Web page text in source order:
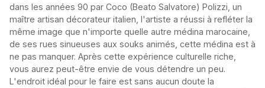
dans les années 90 par Coco (Beato Salvatore) Polizzi, un
maître artisan décorateur italien, l'artiste a réussi à refléter la
même image que n'importe quelle autre médina marocaine,
de ses rues sinueuses aux souks animés, cette médina est à
ne pas manquer. Après cette expérience culturelle riche,
vous aurez peut-être envie de vous détendre un peu.
L'endroit idéal pour le faire est sans aucun doute la